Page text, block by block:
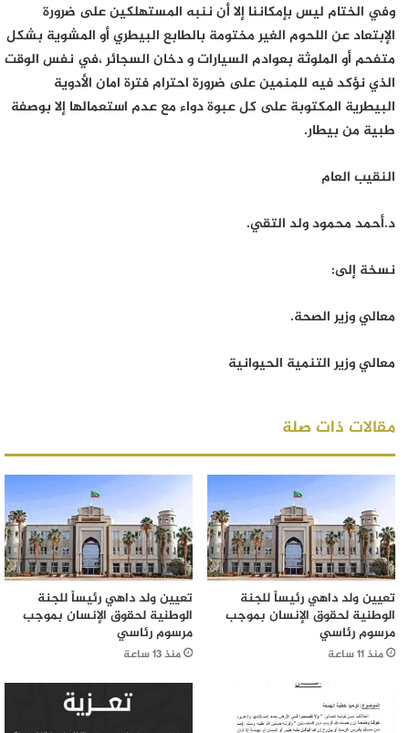
وفي الختام ليس بإمكاننا إلا أن ننبه المستهلكين على ضرورة
الإبتعاد عن اللحوم الغير مختومة بالطابع البيطري أو المشوية بشكل
متفحم أو الملوثة بعوادم السيارات و دخان السجائر ،في نفس الوقت
الذي نؤكد فيه للمنمين على ضرورة احترام فترة امان الأدوية
البيطرية المكتوبة على كل عبوة دواء مع عدم استعمالها إلا بوصفة
طبية من بيطار.
النقيب العام
د.أحمد محمود ولد التقي.
نسخة إلى:
معالي وزير الصحة.
معالي وزير التنمية الحيوانية
مقالات ذات صلة
تعيين ولد داهي رئيساً للجنة
الوطنية لحقوق الإنسان بموجب
مرسوم رئاسي
منذ 11 ساعة
تعيين ولد داهي رئيساً للجنة
الوطنية لحقوق الإنسان بموجب
مرسوم رئاسي
منذ 13 ساعة